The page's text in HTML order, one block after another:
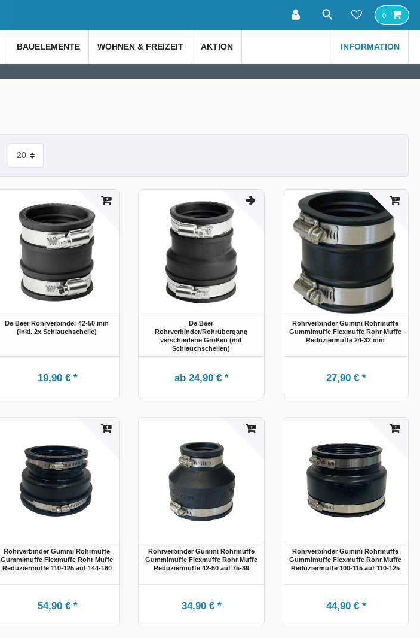
0
BAUELEMENTE WOHNEN & FREIZEIT AKTION INFORMATION
De Beer Rohrverbinder 42-50 mm
(inkl. 2x Schlauchschelle)
19,90 € *
De Beer
Rohrverbinder/Rohrübergang
verschiedene Größen (mit
Schlauchschellen)
ab 24,90 € *
Rohrverbinder Gummi Rohrmuffe
Gummimuffe Flexmuffe Rohr Muffe
Reduziermuffe 24-32 mm
27,90 € *
Rohrverbinder Gummi Rohrmuffe
Gummimuffe Flexmuffe Rohr Muffe
Reduziermuffe 110-125 auf 144-160
54,90 € *
Rohrverbinder Gummi Rohrmuffe
Gummimuffe Flexmuffe Rohr Muffe
Reduziermuffe 42-50 auf 75-89
34,90 € *
Rohrverbinder Gummi Rohrmuffe
Gummimuffe Flexmuffe Rohr Muffe
Reduziermuffe 100-115 auf 110-125
44,90 € *